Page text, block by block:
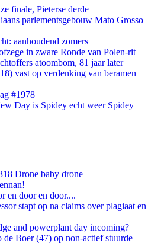
finale, Pieterse derde
parlementsgebouw Mato Grosso
aanhoudend zomers
in zware Ronde van Polen-rit
atoombom, 81 jaar later
vast op verdenking van beramen
#1978
Day is Spidey echt weer Spidey
Drone baby drone
en door en door....
stapt op na claims over plagiaat en
and powerplant day incoming?
Boer (47) op non-actief stuurde